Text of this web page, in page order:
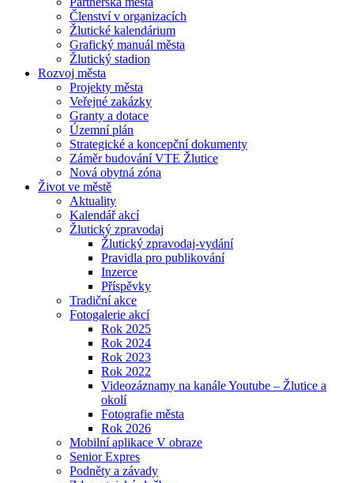
Členství v organizacích
Žlutické kalendárium
Grafický manuál města
Žlutický stadion
Rozvoj města
Projekty města
Veřejné zakázky
Granty a dotace
Územní plán
Strategické a koncepční dokumenty
Záměr budování VTE Žlutice
Nová obytná zóna
Život ve městě
Aktuality
Kalendář akcí
Žlutický zpravodaj
Žlutický zpravodaj-vydání
Pravidla pro publikování
Inzerce
Příspěvky
Tradiční akce
Fotogalerie akcí
Rok 2025
Rok 2024
Rok 2023
Rok 2022
Videozáznamy na kanále Youtube – Žlutice a
okolí
Fotografie města
Rok 2026
Mobilní aplikace V obraze
Senior Expres
Podněty a závady